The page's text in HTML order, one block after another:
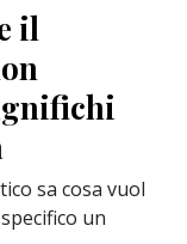
il
sa cosa vuol
un